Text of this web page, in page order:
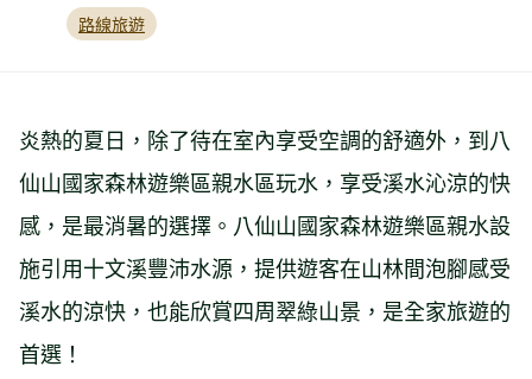
返山林
路線旅遊
炎熱的夏日，除了待在室內享受空調的舒適外，到八
仙山國家森林遊樂區親水區玩水，享受溪水沁涼的快
感，是最消暑的選擇。八仙山國家森林遊樂區親水設
施引用十文溪豐沛水源，提供遊客在山林間泡腳感受
溪水的涼快，也能欣賞四周翠綠山景，是全家旅遊的
首選！